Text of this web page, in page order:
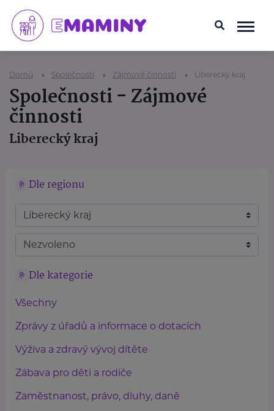
Domů Společnosti Zájmové činnosti Liberecký kraj
Společnosti - Zájmové
činnosti
Liberecký kraj
Dle regionu
Dle kategorie
Všechny
Zprávy z úřadů a informace o dotacích
Výživa a zdravý vývoj dítěte
Zábava pro děti a rodiče
Zaměstnanost, právo, dluhy, daně